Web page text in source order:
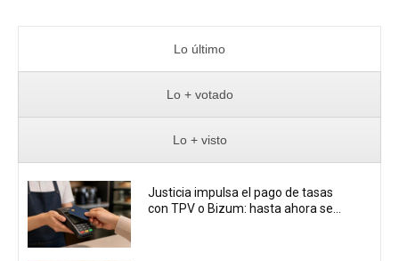
Lo último
Lo + votado
Lo + visto
Justicia impulsa el pago de tasas
con TPV o Bizum: hasta ahora se...